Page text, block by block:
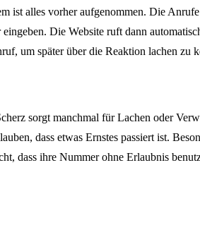
alles vorher aufgenommen. Die
Die Website ruft dann
um später über die Reaktion lachen zu
sorgt manchmal für Lachen oder
dass etwas Ernstes passiert ist.
dass ihre Nummer ohne Erlaubnis